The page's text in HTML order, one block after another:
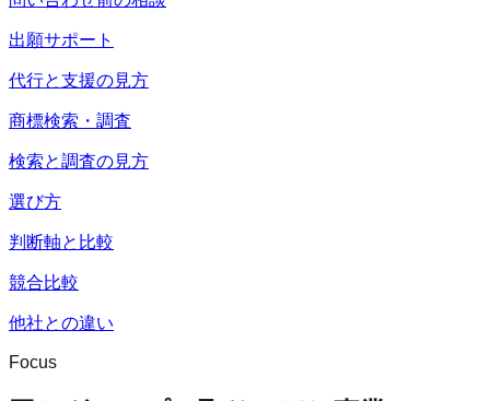
出願サポート
代行と支援の見方
商標検索・調査
検索と調査の見方
選び方
判断軸と比較
競合比較
他社との違い
Focus